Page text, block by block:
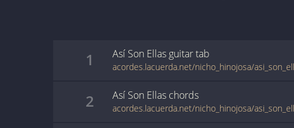
1 Así Son Ellas guitartab
acordes.lacuerda.net/nicho_hinojosa/
2 Así Son Ellas chords
acordes.lacuerda.net/nicho_hinojosa/